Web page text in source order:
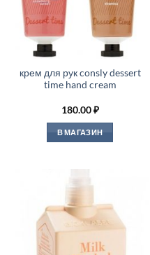
крем для рук consly dessert
time hand cream
180.00₽
В МАГАЗИН